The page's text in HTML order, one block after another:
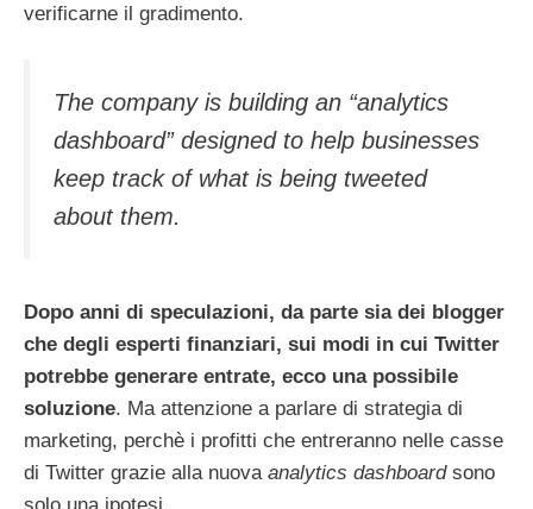
verificarne il gradimento.
The company is building an “analytics
dashboard” designed to help businesses
keep track of what is being tweeted
about them.
Dopo anni di speculazioni, da parte sia dei blogger
che degli esperti finanziari, sui modi in cui Twitter
potrebbe generare entrate, ecco una possibile
soluzione. Ma attenzione a parlare di strategia di
marketing, perchè i profitti che entreranno nelle casse
di Twitter grazie alla nuova analytics dashboardsono